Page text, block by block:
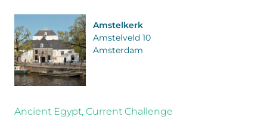
Amstelkerk
Amstelveld 10
Amsterdam
Ancient Egypt, Current Challenge